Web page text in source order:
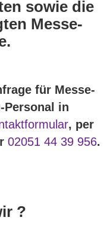
sowie die
Messe-
für Messe-
Personal in
, per
02051 44 39 956.
?